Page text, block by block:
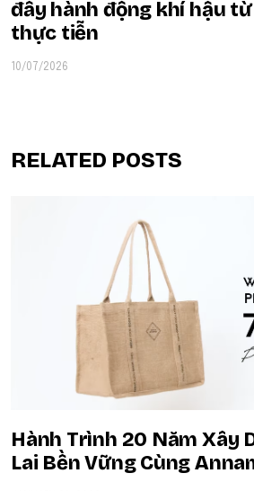
đẩy hành động khí hậu
thực tiễn
10/07/2026
RELATED POSTS
Hành Trình 20 Năm Xây
Lai Bền Vững Cùng